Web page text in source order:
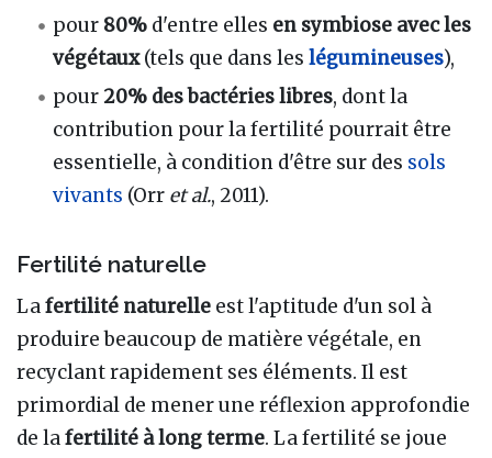
pour 80% d'entre elles en symbiose avec les
végétaux(tels que dans leslégumineuses),
pour 20% des bactéries libres, dont la
contribution pour la fertilité pourrait être
essentielle, à condition d'être sur des sols
vivants (Orr et al., 2011).
Fertilité naturelle
Lafertilité naturelle est l'aptitude d'un sol à
produire beaucoup de matière végétale, en
recyclant rapidement ses éléments. Il est
primordial de mener une réflexion approfondie
de lafertilité à long terme. La fertilité se joue